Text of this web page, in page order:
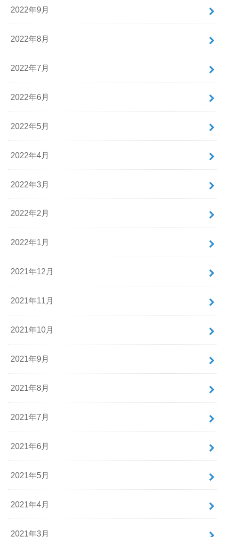
2022年9月
2022年8月
2022年7月
2022年6月
2022年5月
2022年4月
2022年3月
2022年2月
2022年1月
2021年12月
2021年11月
2021年10月
2021年9月
2021年8月
2021年7月
2021年6月
2021年5月
2021年4月
2021年3月